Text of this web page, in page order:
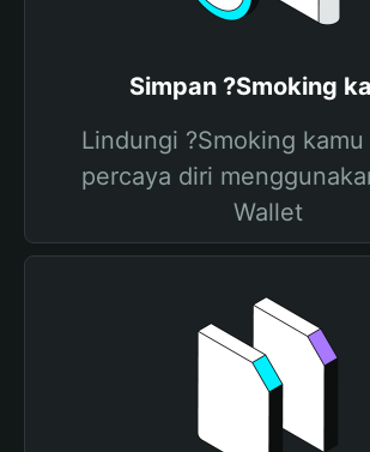
Simpan ?Smoking
Lindungi ?Smoking
percaya diri
Wallet